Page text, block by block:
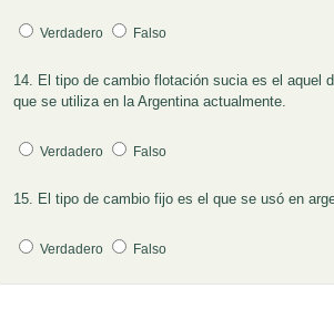
Verdadero Falso
Pregunta 14
14. El tipo de cambio flotación sucia es el aquel
que se utiliza en la Argentina actualmente.
Verdadero Falso
Pregunta 15
15. El tipo de cambio fijo es el que se usó en
Verdadero Falso